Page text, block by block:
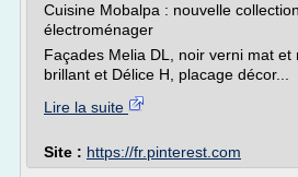
Cuisine Mobalpa : nouvelle
électroménager
Façades Melia DL, noir verni mat et
brillant et Délice H, placage décor...
Lire la suite
Site : https://fr.pinterest.com